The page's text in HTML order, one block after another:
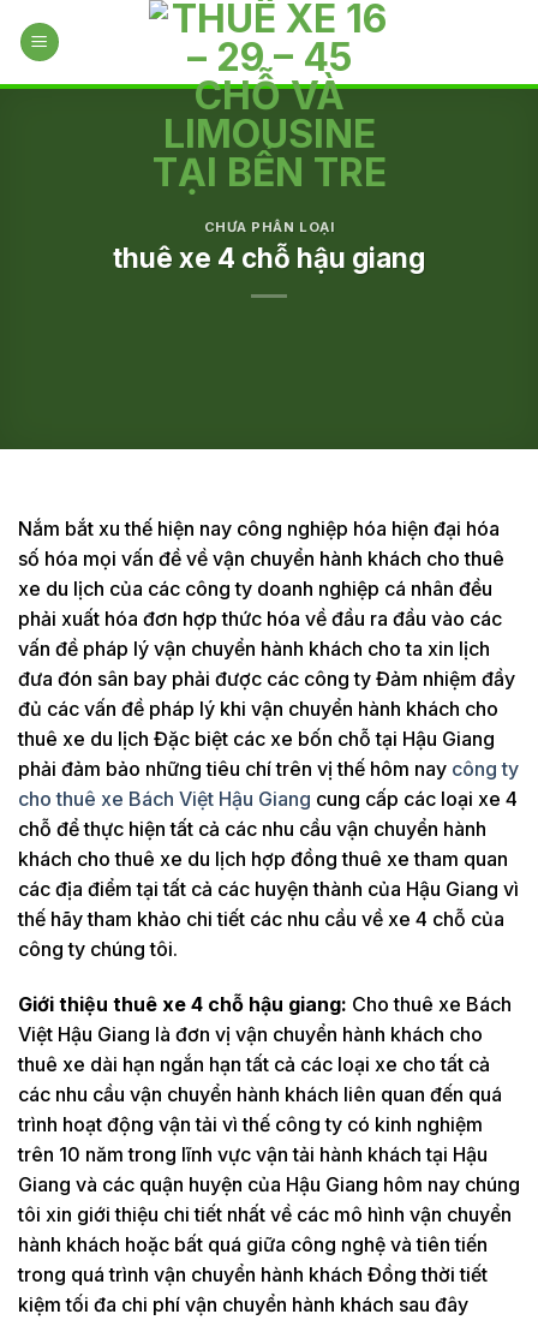
CHƯA PHÂN LOẠI
thuê xe 4 chỗ hậu giang
Nắm bắt xu thế hiện nay công nghiệp hóa hiện đại hóa
số hóa mọi vấn đề về vận chuyển hành khách cho thuê
xe du lịch của các công ty doanh nghiệp cá nhân đều
phải xuất hóa đơn hợp thức hóa về đầu ra đầu vào các
vấn đề pháp lý vận chuyển hành khách cho ta xin lịch
đưa đón sân bay phải được các công ty Đảm nhiệm đầy
đủ các vấn đề pháp lý khi vận chuyển hành khách cho
thuê xe du lịch Đặc biệt các xe bốn chỗ tại Hậu Giang
phải đảm bảo những tiêu chí trên vị thế hôm nay công ty
cho thuê xe Bách Việt Hậu Giang cung cấp các loại xe 4
chỗ để thực hiện tất cả các nhu cầu vận chuyển hành
khách cho thuê xe du lịch hợp đồng thuê xe tham quan
các địa điểm tại tất cả các huyện thành của Hậu Giang vì
thế hãy tham khảo chi tiết các nhu cầu về xe 4 chỗ của
công ty chúng tôi.
Giới thiệu thuê xe 4 chỗ hậu giang: Cho thuê xe Bách
Việt Hậu Giang là đơn vị vận chuyển hành khách cho
thuê xe dài hạn ngắn hạn tất cả các loại xe cho tất cả
các nhu cầu vận chuyển hành khách liên quan đến quá
trình hoạt động vận tải vì thế công ty có kinh nghiệm
trên 10 năm trong lĩnh vực vận tải hành khách tại Hậu
Giang và các quận huyện của Hậu Giang hôm nay chúng
tôi xin giới thiệu chi tiết nhất về các mô hình vận chuyển
hành khách hoặc bất quá giữa công nghệ và tiên tiến
trong quá trình vận chuyển hành khách Đồng thời tiết
kiệm tối đa chi phí vận chuyển hành khách sau đây